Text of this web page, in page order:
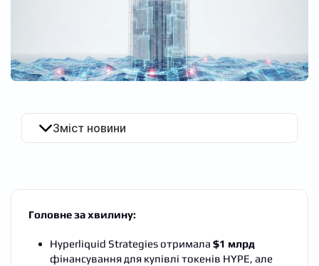
Зміст новини
Головне за хвилину:
Hyperliquid Strategies отримала $1 млрд
фінансування для купівлі токенів HYPE, але